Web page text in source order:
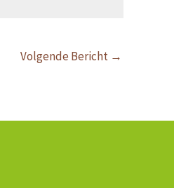
Volgende Bericht →